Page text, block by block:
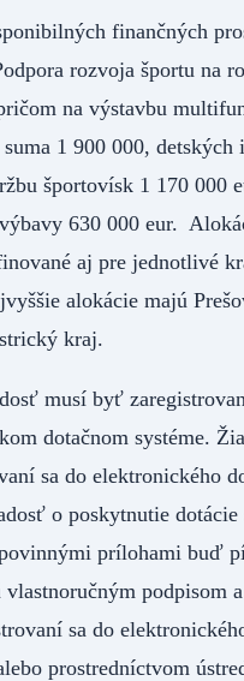
finančných
rozvoja športu na
na výstavbu
suma 1 900 000,
športovísk 1 170 000
630 000 eur.
aj pre jednotlivé
alokácie majú
kraj.
musí byť
dotačnom systéme.
sa do elektronického
o poskytnutie dotácie
prílohami buď
vlastnoručným podpisom
sa do
prostredníctvom